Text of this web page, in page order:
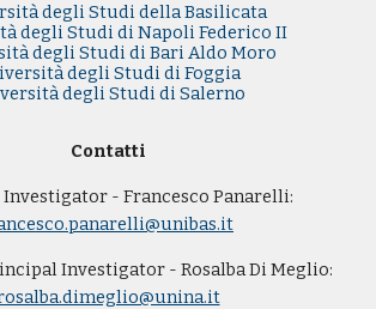
degli Studi della Basilicata
degli Studi di Napoli Federico II
degli Studi di Bari Aldo Moro
degli Studi di Foggia
degli Studi di Salerno
Contatti
- Francesco Panarelli:
.panarelli@unibas.it
Investigator - Rosalba Di Meglio: